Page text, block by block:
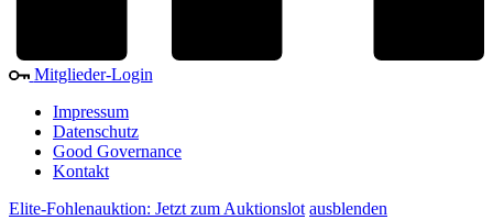
Mitglieder-Login
Impressum
Datenschutz
Good Governance
Kontakt
Elite-Fohlenauktion: Jetzt zum Auktionslot ausblenden